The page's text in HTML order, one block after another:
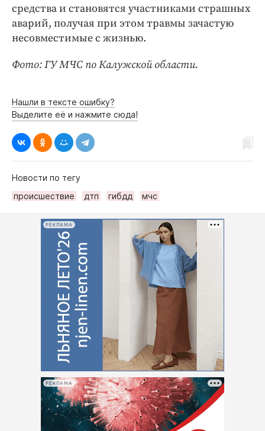
средства и становятся участниками страшных
аварий, получая при этом травмы зачастую
несовместимые с жизнью.
Фото: ГУ МЧС по Калужской области.
Нашли в тексте ошибку?
Выделите её и нажмите сюда!
Новости по тегу
происшествие
дтп гибдд мчс
РЕКЛАМА
РЕКЛАМА